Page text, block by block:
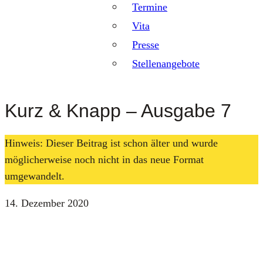
Termine
Vita
Presse
Stellenangebote
Kurz & Knapp – Ausgabe 7
Hinweis: Dieser Beitrag ist schon älter und wurde
möglicherweise noch nicht in das neue Format
umgewandelt.
14. Dezember 2020